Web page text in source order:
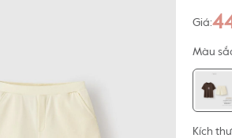
Giá:
Màu
Kích